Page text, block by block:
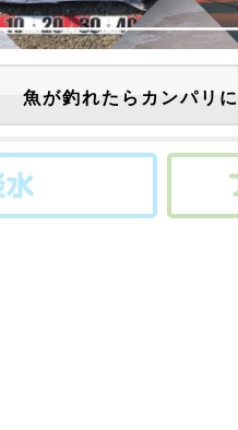
魚が釣れたらカンパリに